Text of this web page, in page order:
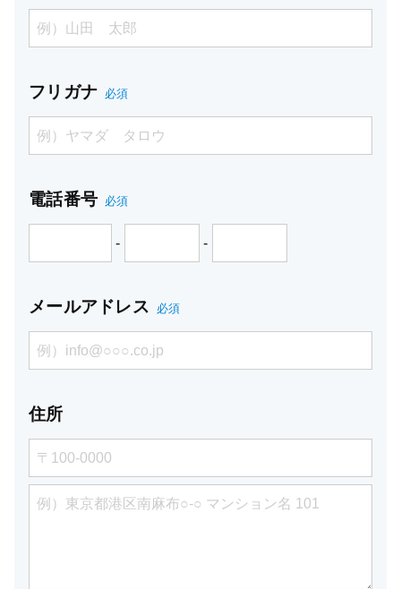
フリガナ 必須
電話番号 必須
- -
メールアドレス 必須
住所